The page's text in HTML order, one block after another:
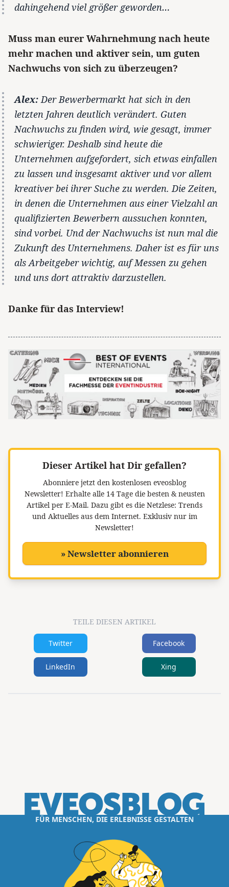
dahingehend viel größer geworden…
Muss man eurer Wahrnehmung nach heute
mehr machen und aktiver sein, um guten
Nachwuchs von sich zu überzeugen?
Alex:Der Bewerbermarkt hat sich in den
letzten Jahren deutlich verändert. Guten
Nachwuchs zu finden wird, wie gesagt, immer
schwieriger. Deshalb sind heute die
Unternehmen aufgefordert, sich etwas einfallen
zu lassen und insgesamt aktiver und vor allem
kreativer bei ihrer Suche zu werden. Die Zeiten,
in denen die Unternehmen aus einer Vielzahl an
qualifizierten Bewerbern aussuchen konnten,
sind vorbei. Und der Nachwuchs ist nun mal die
Zukunft des Unternehmens. Daher ist es für uns
als Arbeitgeber wichtig, auf Messen zu gehen
und uns dort attraktiv darzustellen.
Danke für das Interview!
Dieser Artikel hat Dir gefallen?
Abonniere jetzt den kostenlosen eveosblog
Newsletter! Erhalte alle 14 Tage die besten & neusten
Artikel per E-Mail. Dazu gibt es die Netzlese: Trends
und Aktuelles aus dem Internet. Exklusiv nur im
Newsletter!
» Newsletter abonnieren
TEILE DIESEN ARTIKEL
Twitter Facebook
LinkedIn Xing
FÜR MENSCHEN, DIE ERLEBNISSE GESTALTEN